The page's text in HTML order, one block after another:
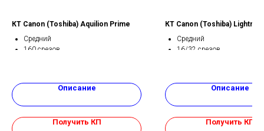
КТ Canon (Toshiba) Aquilion Prime
Средний
160 срезов
Описание
Получить КП
КТ Canon (Toshiba)
Средний
16/32 срезов
Описание
Получить КП